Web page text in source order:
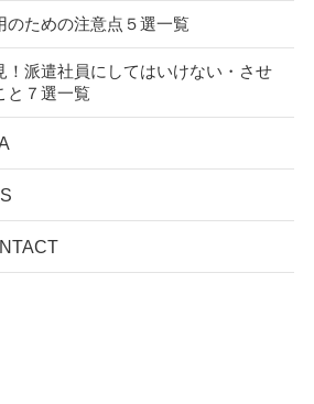
のための注意点５選一覧
！派遣社員にしてはいけない・させ
と７選一覧